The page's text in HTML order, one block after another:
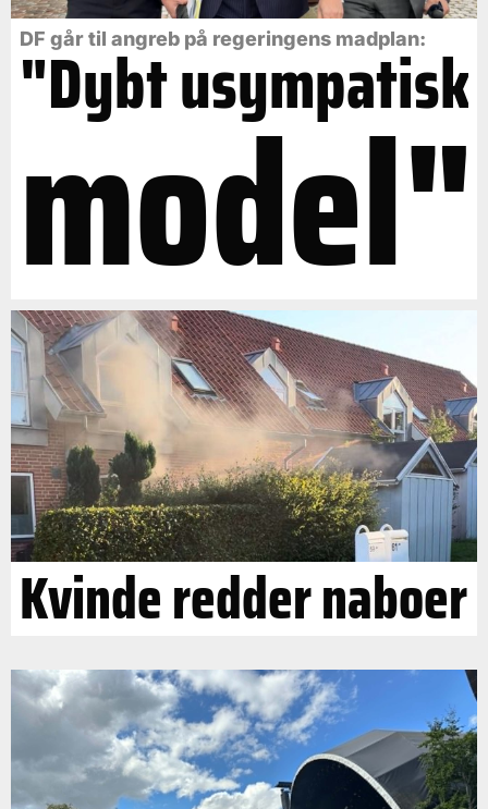
DF går til angreb på regeringens madplan:
"Dybt usympatisk
model"
Kvinde redder naboer